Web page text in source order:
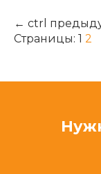
← ctrl
Страницы: 1 2